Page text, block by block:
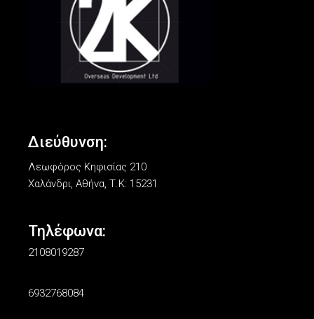
Διεύθυνση:
Λεωφόρος Κηφισίας 210
Χαλάνδρι, Αθήνα, Τ.Κ: 15231
Τηλέφωνα:
2108019287
6932768084